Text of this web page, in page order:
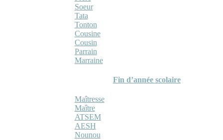
Soeur
Tata
Tonton
Cousine
Cousin
Parrain
Marraine
Fin d’année scolaire
Maîtresse
Maître
ATSEM
AESH
Nounou